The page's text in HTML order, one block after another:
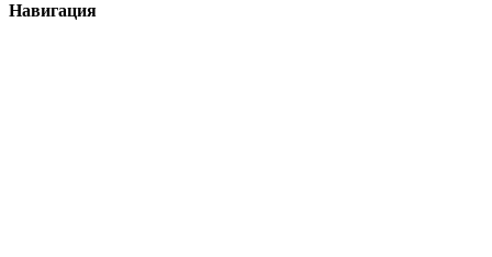
Навигация